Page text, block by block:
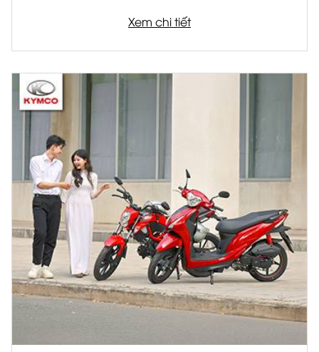
Được phát triển trên nền tảng sản phẩm châu
ứng nhu cầu di chuyển hàng ngày mà còn mở
ra một chuẩn mực mới về trải nghiệm lái xe hiện
Xem chi tiết